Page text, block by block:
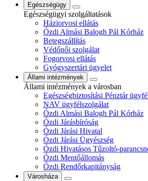
Egészségügy
Egészségügyi szolgáltatások
Háziorvosi ellátás
Ózdi Almási Balogh Pál Kórház
Betegszállítás
Védőnői szolgálat
Fogorvosi ellátás
Gyógyszertári ügyelet
Állami intézmények
Állami intézmények a városban
Egészségbiztosítási Pénztár
NAV ügyfélszolgálat
Ózdi Almási Balogh Pál Kórház
Ózdi Járásbíróság
Ózdi Járási Hivatal
Ózdi Járási Ügyészség
Ózdi Hivatásos Tűzoltó-
Ózdi Mentőállomás
Ózdi Rendőrkapitányság
Városháza